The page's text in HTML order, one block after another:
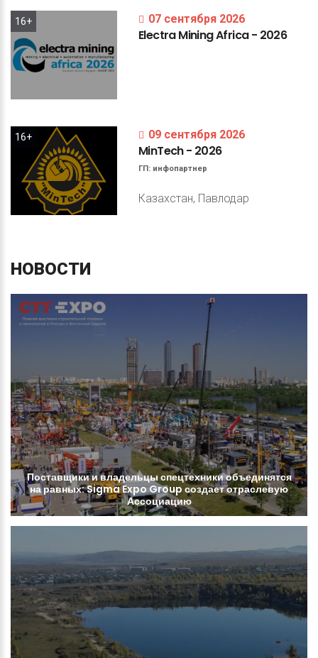
16+ 07 сентября 2026
ElectraMiningAfrica- 2026
16+ 09 сентября 2026
MinTech- 2026
ГП: инфопартнер
Казахстан, Павлодар
НОВОСТИ
Поставщикиивладельцыспецтехникиобъединятся
наравных:SigmaExpoGroup создаетотраслевую
Ассоциацию